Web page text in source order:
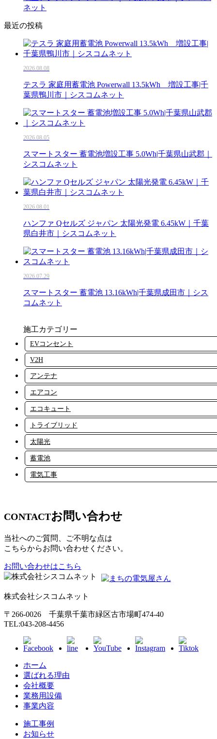
ネット
最近の投稿
2026.08.08
テスラ 家庭用蓄電池 Powerwall 13.5kWh 増設工事|千
葉県鴨川市｜シスコムネット
2026.08.05
スマートスター 蓄電池増設工事 5.0Wh|千葉県山武郡｜
シスコムネット
2026.08.01
ハンファ Qセルズ ジャパン 太陽光発電 6.45kW｜千葉
県白井市｜シスコムネット
2026.07.29
スマートスター 蓄電池 13.16kWh|千葉県成田市｜シス
コムネット
施工カテゴリー
EVコンセント
V2H
アンテナ
エアコン
エコキュート
トライブリッド
太陽光
蓄電池
電気工事
CONTACTお問い合わせ
当社へのご質問、ご不明な点は
こちらからお問い合わせください。
お問い合わせはこちら
株式会社シスコムネット
〒266-0026 千葉県千葉市緑区古市場町474-40
TEL:043-208-4456
ホーム
選ばれる理由
会社概要
業務用設備
事業内容
施工事例
お知らせ